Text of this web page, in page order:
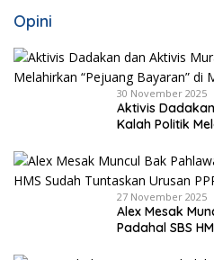
Opini
30 November 2025
Aktivis
Kalah Politik
27 November 2025
Alex Mesak
Padahal SBS